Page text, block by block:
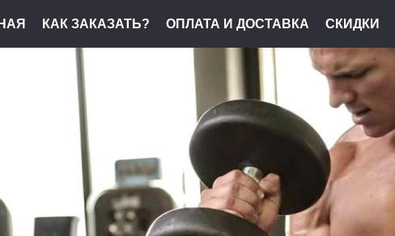
КАК ЗАКАЗАТЬ? ОПЛАТА И ДОСТАВКА СКИДКИ